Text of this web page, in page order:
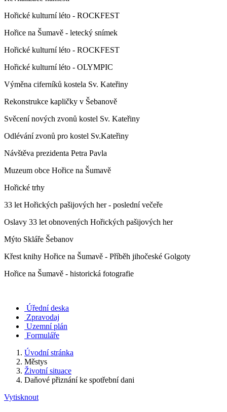
Hořické kulturní léto - ROCKFEST
Hořice na Šumavě - letecký snímek
Hořické kulturní léto - ROCKFEST
Hořické kulturní léto - OLYMPIC
Výměna ciferníků kostela Sv. Kateřiny
Rekonstrukce kapličky v Šebanově
Svěcení nových zvonů kostel Sv. Kateřiny
Odlévání zvonů pro kostel Sv.Kateřiny
Návštěva prezidenta Petra Pavla
Muzeum obce Hořice na Šumavě
Hořické trhy
33 let Hořických pašijových her - poslední večeře
Oslavy 33 let obnovených Hořických pašijových her
Mýto Skláře Šebanov
Křest knihy Hořice na Šumavě - Příběh jihočeské Golgoty
Hořice na Šumavě - historická fotografie
Úřední deska
Zpravodaj
Uzemní plán
Formuláře
Úvodní stránka
Městys
Životní situace
Daňové přiznání ke spotřební dani
Vytisknout